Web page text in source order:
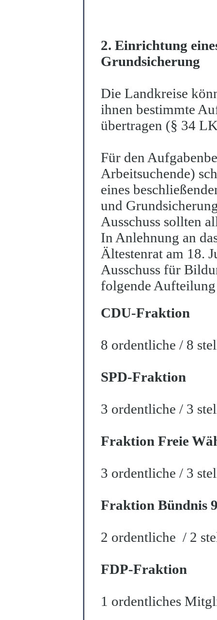
2. Einrichtung
Grundsicherung
Die Landkreise
ihnen bestimmte
übertragen (§ 34
Für den
Arbeitsuchende)
eines
und
Ausschuss sollten
In Anlehnung an
Ältestenrat am 18.
Ausschuss für
folgende
CDU-Fraktion
8 ordentliche / 8
SPD-Fraktion
3 ordentliche / 3
Fraktion Freie
3 ordentliche / 3
Fraktion Bündnis
2 ordentliche / 2
FDP-Fraktion
1 ordentliches